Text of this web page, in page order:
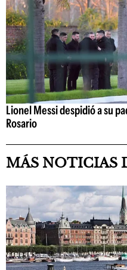
Lionel Messi despidió a su
Rosario
MÁS NOTICIAS